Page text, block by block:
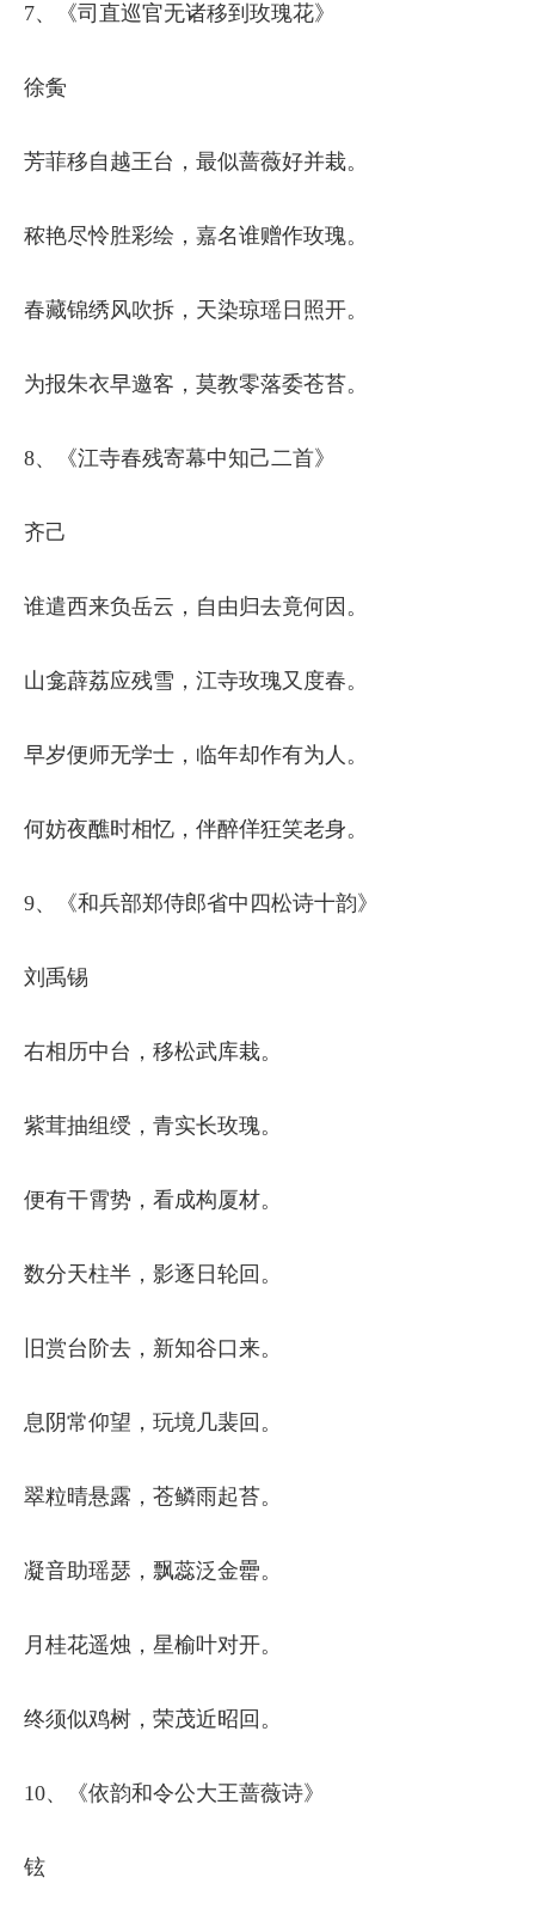
7、《司直巡官无诸移到玫瑰花》
徐夤
芳菲移自越王台，最似蔷薇好并栽。
秾艳尽怜胜彩绘，嘉名谁赠作玫瑰。
春藏锦绣风吹拆，天染琼瑶日照开。
为报朱衣早邀客，莫教零落委苍苔。
8、《江寺春残寄幕中知己二首》
齐己
谁遣西来负岳云，自由归去竟何因。
山龛薜荔应残雪，江寺玫瑰又度春。
早岁便师无学士，临年却作有为人。
何妨夜醮时相忆，伴醉佯狂笑老身。
9、《和兵部郑侍郎省中四松诗十韵》
刘禹锡
右相历中台，移松武库栽。
紫茸抽组绶，青实长玫瑰。
便有干霄势，看成构厦材。
数分天柱半，影逐日轮回。
旧赏台阶去，新知谷口来。
息阴常仰望，玩境几裴回。
翠粒晴悬露，苍鳞雨起苔。
凝音助瑶瑟，飘蕊泛金罍。
月桂花遥烛，星榆叶对开。
终须似鸡树，荣茂近昭回。
10、《依韵和令公大王蔷薇诗》
铉